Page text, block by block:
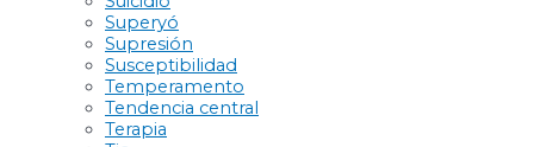
Superyó
Supresión
Susceptibilidad
Temperamento
Tendencia central
Terapia